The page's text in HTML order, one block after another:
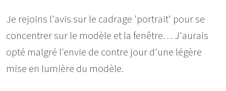
Je rejoins l'avis sur le cadrage 'portrait' pour se
concentrer sur le modèle et la fenêtre… J'aurais
opté malgré l'envie de contre jour d'une légère
mise en lumière du modèle.